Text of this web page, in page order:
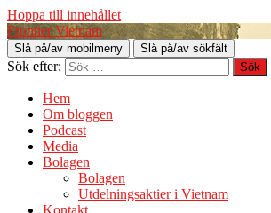
Hoppa till innehållet
Frontier Vietnam
Slå på/av mobilmeny Slå på/av sökfält
Sök efter:
Hem
Om bloggen
Podcast
Media
Bolagen
Bolagen
Utdelningsaktier i Vietnam
Kontakt